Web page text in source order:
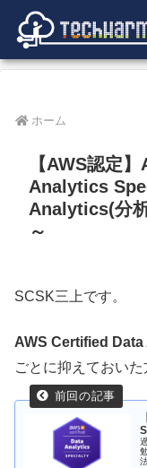
ホーム
【AWS認定
Analytics
Analytics(分
～
SCSK三上です。
AWS Certified
ごとに抑えておいた